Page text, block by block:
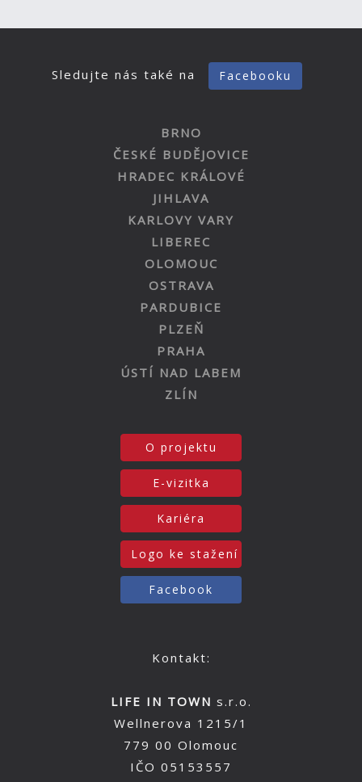
Sledujte nás také na Facebooku
BRNO
ČESKÉ BUDĚJOVICE
HRADEC KRÁLOVÉ
JIHLAVA
KARLOVY VARY
LIBEREC
OLOMOUC
OSTRAVA
PARDUBICE
PLZEŇ
PRAHA
ÚSTÍ NAD LABEM
ZLÍN
O projektu
E-vizitka
Kariéra
Logo ke stažení
Facebook
Kontakt:
LIFE IN TOWN s.r.o.
Wellnerova 1215/1
779 00 Olomouc
IČO 05153557